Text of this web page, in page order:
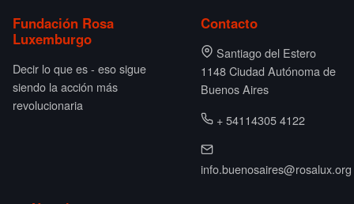
Fundación Rosa
Luxemburgo
Decir lo que es - eso sigue
siendo la acción más
revolucionaria
Contacto
Santiago del Estero
1148 Ciudad Autónoma de
Buenos Aires
+ 54114305 4122
info.buenosaires@rosalux.org